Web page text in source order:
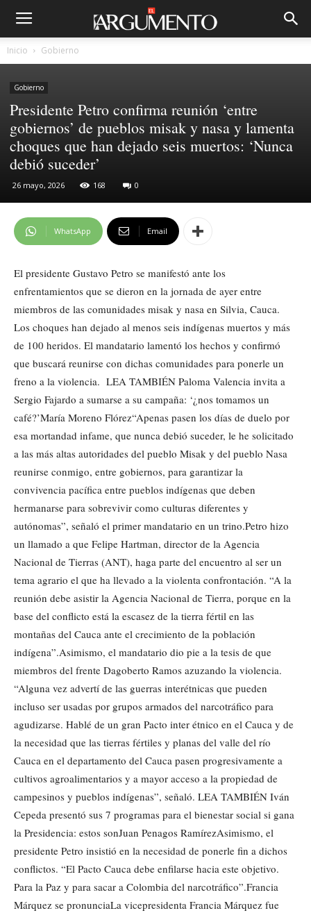
Inicio Gobierno
Gobierno
Presidente Petro confirma reunión ‘entre
gobiernos’ de pueblos misak y nasa y lamenta
choques que han dejado seis muertos: ‘Nunca
debió suceder’
26 mayo, 2026 168 0
WhatsApp Email
El presidente Gustavo Petro se manifestó ante los
enfrentamientos que se dieron en la jornada de ayer entre
miembros de las comunidades misak y nasa en Silvia, Cauca.
Los choques han dejado al menos seis indígenas muertos y más
de 100 heridos. El mandatario lamentó los hechos y confirmó
que buscará reunirse con dichas comunidades para ponerle un
freno a la violencia. LEA TAMBIÉN Paloma Valencia invita a
Sergio Fajardo a sumarse a su campaña: ‘¿nos tomamos un
café?’María Moreno Flórez“Apenas pasen los días de duelo por
esa mortandad infame, que nunca debió suceder, le he solicitado
a las más altas autoridades del pueblo Misak y del pueblo Nasa
reunirse conmigo, entre gobiernos, para garantizar la
convivencia pacífica entre pueblos indígenas que deben
hermanarse para sobrevivir como culturas diferentes y
autónomas”, señaló el primer mandatario en un trino.Petro hizo
un llamado a que Felipe Hartman, director de la Agencia
Nacional de Tierras (ANT), haga parte del encuentro al ser un
tema agrario el que ha llevado a la violenta confrontación. “A la
reunión debe asistir la Agencia Nacional de Tierra, porque en la
base del conflicto está la escasez de la tierra fértil en las
montañas del Cauca ante el crecimiento de la población
indígena”.Asimismo, el mandatario dio pie a la tesis de que
miembros del frente Dagoberto Ramos azuzando la violencia.
“Alguna vez advertí de las guerras interétnicas que pueden
incluso ser usadas por grupos armados del narcotráfico para
agudizarse. Hablé de un gran Pacto inter étnico en el Cauca y de
la necesidad que las tierras fértiles y planas del valle del río
Cauca en el departamento del Cauca pasen progresivamente a
cultivos agroalimentarios y a mayor acceso a la propiedad de
campesinos y pueblos indígenas”, señaló. LEA TAMBIÉN Iván
Cepeda presentó sus 7 programas para el bienestar social si gana
la Presidencia: estos sonJuan Penagos RamírezAsimismo, el
presidente Petro insistió en la necesidad de ponerle fin a dichos
conflictos. “El Pacto Cauca debe enfilarse hacia este objetivo.
Para la Paz y para sacar a Colombia del narcotráfico”.Francia
Márquez se pronunciaLa vicepresidenta Francia Márquez fue